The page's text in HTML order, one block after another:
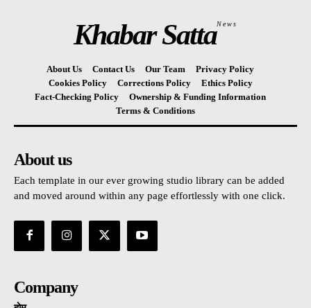
Khabar SattaNews
About Us Contact Us Our Team
Privacy Policy
Cookies Policy
Corrections Policy
Ethics Policy
Fact-Checking Policy
Ownership & Funding Information
Terms & Conditions
About us
Each template in our ever growing studio library can be added
and moved around within any page effortlessly with one click.
Company